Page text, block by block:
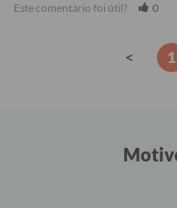
Este comentário foi útil? 0
< 1